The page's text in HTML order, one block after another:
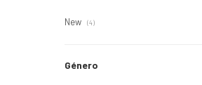
New (4)
Género